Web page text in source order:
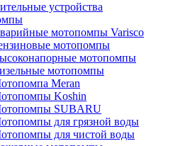
устройства
мотопомпы Varisco
мотопомпы
мотопомпы
мотопомпы
Meran
Koshin
SUBARU
для грязной воды
для чистой воды